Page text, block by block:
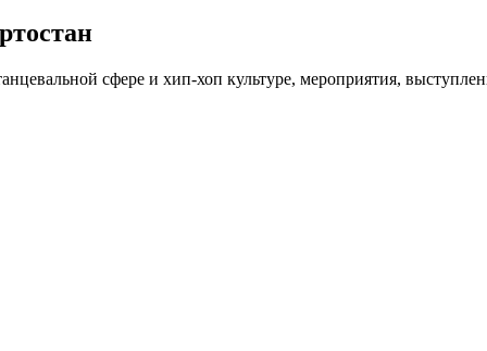
сфере и хип-хоп культуре, мероприятия,